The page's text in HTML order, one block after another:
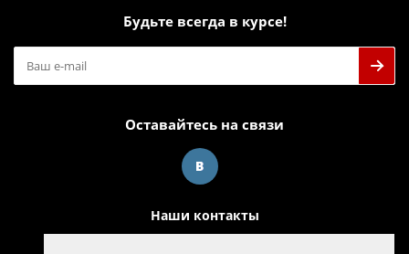
Будьте всегда в курсе!
Оставайтесь на связи
Наши контакты